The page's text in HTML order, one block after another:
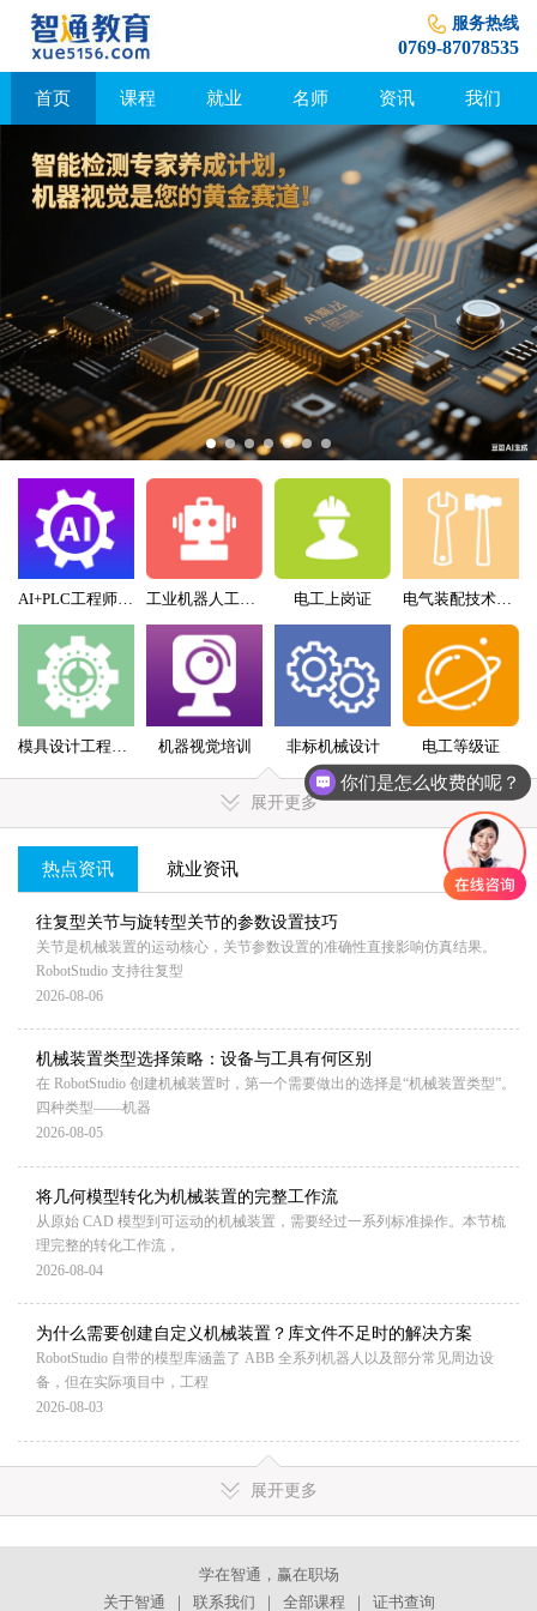
服务热线
0769-87078535
首页 课程 就业 名师 资讯 我们
AI+PLC工程师实战班 工业机器人工程师班 电工上岗证 电气装配技术员（配盘）特训班
机器视觉培训 非标机械设计 电工等级证
展开更多
MORE+
热点资讯 就业资讯
往复型关节与旋转型关节的参数设置技巧
关节是机械装置的运动核心，关节参数设置的准确性直接影响仿真结果。
RobotStudio 支持往复型
2026-08-06
机械装置类型选择策略：设备与工具有何区别
在 RobotStudio 创建机械装置时，第一个需要做出的选择是“机械装置类型”。
四种类型——机器
2026-08-05
将几何模型转化为机械装置的完整工作流
从原始 CAD 模型到可运动的机械装置，需要经过一系列标准操作。本节梳
理完整的转化工作流，
2026-08-04
为什么需要创建自定义机械装置？库文件不足时的解决方案
RobotStudio 自带的模型库涵盖了 ABB 全系列机器人以及部分常见周边设
备，但在实际项目中，工程
2026-08-03
展开更多
学在智通，赢在职场
关于智通
｜ 联系我们 ｜ 全部课程 ｜ 证书查询
你们是怎么收费的呢？